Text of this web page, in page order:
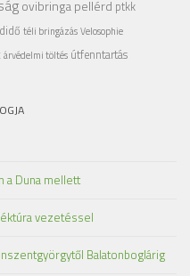
ovibringapellérd ptkk
téli bringázásVelosophie
árvédelmi töltés útfenntartás
a Duna mellett
vezetéssel
Balatonboglárig